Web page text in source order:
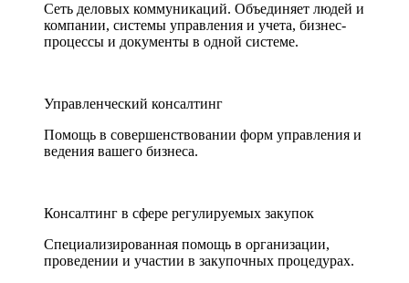
Сеть деловых коммуникаций. Объединяет людей и
компании, системы управления и учета, бизнес-
процессы и документы в одной системе.
Управленческий консалтинг
Помощь в совершенствовании форм управления и
ведения вашего бизнеса.
Консалтинг в сфере регулируемых закупок
Специализированная помощь в организации,
проведении и участии в закупочных процедурах.